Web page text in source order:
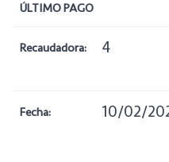
ÚLTIMO PAGO
Recaudadora: 4
Fecha: 10/02/